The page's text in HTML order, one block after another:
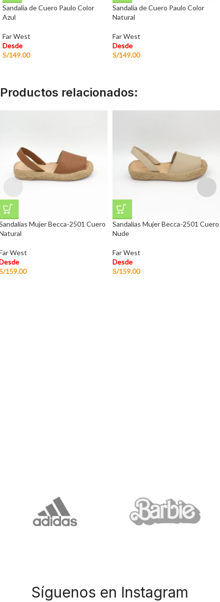
Sandalia de Cuero Paulo Color
Azul
Far West
Desde
S/149.00
Sandalia de Cuero Paulo Color
Natural
Far West
Desde
S/149.00
Productos relacionados:
Mujer Becca-2501 Cuero
West
159.00
Sandalias Mujer Becca-2501 Cuero
Nude
Far West
Desde
S/159.00
Síguenos en Instagram